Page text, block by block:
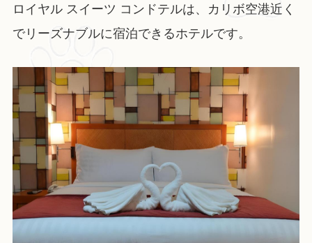
ロイヤル スイーツ コンドテルは、カリボ空港近く
でリーズナブルに宿泊できるホテルです。